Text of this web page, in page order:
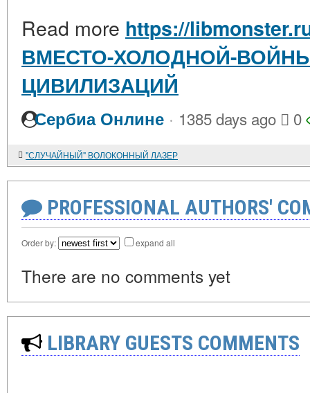
Read more https://
ВМЕСТО-ХОЛОДНОЙ-
ЦИВИЛИЗАЦИЙ
Сербиа Онлине · 1385 days ago 0
"СЛУЧАЙНЫЙ" ВОЛОКОННЫЙ ЛАЗЕР
PROFESSIONAL AUTHORS'
Order by: expand all
There are no comments yet
LIBRARY GUESTS COMMENTS